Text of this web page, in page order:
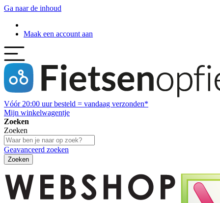
Ga naar de inhoud
Maak een account aan
Vóór 20:00 uur besteld = vandaag verzonden*
Mijn winkelwagentje
Zoeken
Zoeken
Geavanceerd zoeken
Zoeken